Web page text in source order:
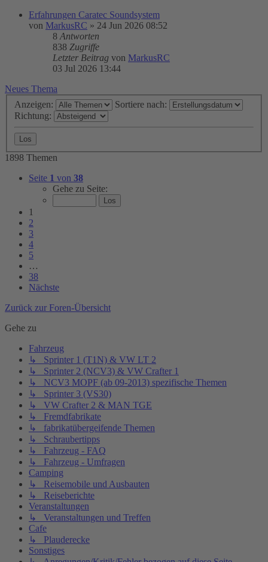
Erfahrungen Caratec Soundsystem
von MarkusRC » 24 Jun 2026 08:52
8 Antworten
838 Zugriffe
Letzter Beitrag von MarkusRC
03 Jul 2026 13:44
Neues Thema
Anzeigen:
Sortiere nach:
Richtung:
1898 Themen
Seite 1 von 38
Gehe zu Seite:
1
2
3
4
5
…
38
Nächste
Zurück zur Foren-Übersicht
Gehe zu
Fahrzeug
↳ Sprinter 1 (T1N) & VW LT 2
↳ Sprinter 2 (NCV3) & VW Crafter 1
↳ NCV3 MOPF (ab 09-2013) spezifische Themen
↳ Sprinter 3 (VS30)
↳ VW Crafter 2 & MAN TGE
↳ Fremdfabrikate
↳ fabrikatübergeifende Themen
↳ Schraubertipps
↳ Fahrzeug - FAQ
↳ Fahrzeug - Umfragen
Camping
↳ Reisemobile und Ausbauten
↳ Reiseberichte
Veranstaltungen
↳ Veranstaltungen und Treffen
Cafe
↳ Plauderecke
Sonstiges